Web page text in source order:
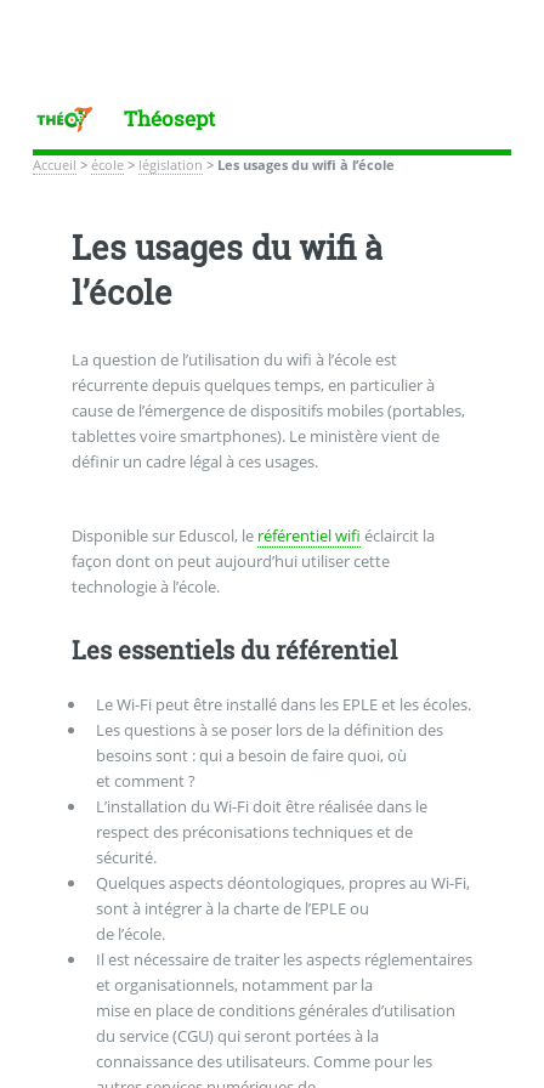
Théosept
Accueil > école> législation > Les usages du wifi à l’école
Les usages du wifi à
l’école
La question de l’utilisation du wifi à l’école est
récurrente depuis quelques temps, en particulier à
cause de l’émergence de dispositifs mobiles (portables,
tablettes voire smartphones). Le ministère vient de
définir un cadre légal à ces usages.
Disponible sur Eduscol, le référentiel wifi éclaircit la
façon dont on peut aujourd’hui utiliser cette
technologie à l’école.
Les essentiels du référentiel
Le Wi-Fi peut être installé dans les EPLE et les écoles.
Les questions à se poser lors de la définition des
besoins sont : qui a besoin de faire quoi, où
et comment ?
L’installation du Wi-Fi doit être réalisée dans le
respect des préconisations techniques et de
sécurité.
Quelques aspects déontologiques, propres au Wi-Fi,
sont à intégrer à la charte de l’EPLE ou
de l’école.
Il est nécessaire de traiter les aspects réglementaires
et organisationnels, notamment par la
mise en place de conditions générales d’utilisation
du service (CGU) qui seront portées à la
connaissance des utilisateurs. Comme pour les